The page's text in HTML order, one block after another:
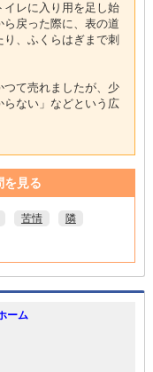
イレに入り用を足し始
戻った際に、表の道
、ふくらはぎまで刺
つて売れましたが、少
らない」などという広
を見る
苦情
隣
ーム